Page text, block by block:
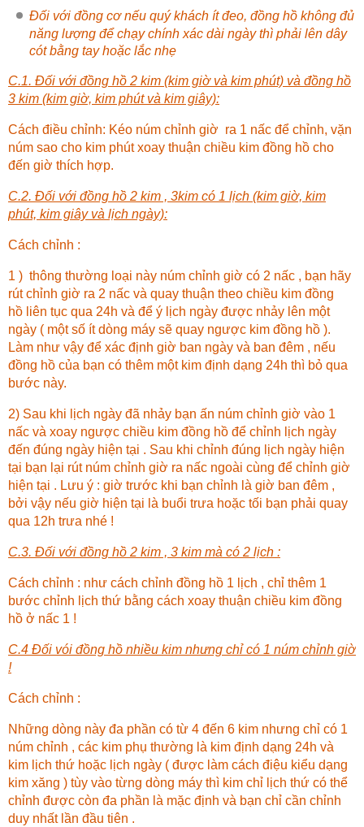
Đối với đồng cơ nếu quý khách ít đeo, đồng hồ không đủ
năng lượng để chạy chính xác dài ngày thì phải lên dây
cót bằng tay hoặc lắc nhẹ
C.1. Đối với đồng hồ 2 kim (kim giờ và kim phút) và đồng hồ
3 kim (kim giờ, kim phút và kim giây):
Cách điều chỉnh: Kéo núm chỉnh giờ ra 1 nấc để chỉnh, vặn
núm sao cho kim phút xoay thuận chiều kim đồng hồ cho
đến giờ thích hợp.
C.2. Đối với đồng hồ 2 kim , 3kim có 1 lịch (kim giờ, kim
phút, kim giây và lịch ngày):
Cách chỉnh :
1 ) thông thường loại này núm chỉnh giờ có 2 nấc , bạn hãy
rút chỉnh giờ ra 2 nấc và quay thuận theo chiều kim đồng
hồ liên tục qua 24h và để ý lịch ngày được nhảy lên một
ngày ( một số ít dòng máy sẽ quay ngược kim đồng hồ ).
Làm như vậy để xác định giờ ban ngày và ban đêm , nếu
đồng hồ của bạn có thêm một kim định dạng 24h thì bỏ qua
bước này.
2) Sau khi lịch ngày đã nhảy bạn ấn núm chỉnh giờ vào 1
nấc và xoay ngược chiều kim đồng hồ để chỉnh lịch ngày
đến đúng ngày hiện tại . Sau khi chỉnh đúng lịch ngày hiện
tại bạn lại rút núm chỉnh giờ ra nấc ngoài cùng để chỉnh giờ
hiện tại . Lưu ý : giờ trước khi bạn chỉnh là giờ ban đêm ,
bởi vậy nếu giờ hiện tại là buổi trưa hoặc tối bạn phải quay
qua 12h trưa nhé !
C.3. Đối với đồng hồ 2 kim , 3 kim mà có 2 lịch :
Cách chỉnh : như cách chỉnh đồng hồ 1 lịch , chỉ thêm 1
bước chỉnh lịch thứ bằng cách xoay thuận chiều kim đồng
hồ ở nấc 1 !
C.4 Đối vói đồng hồ nhiều kim nhưng chỉ có 1 núm chỉnh giờ
!
Cách chỉnh :
Những dòng này đa phần có từ 4 đến 6 kim nhưng chỉ có 1
núm chỉnh , các kim phụ thường là kim định dạng 24h và
kim lịch thứ hoặc lịch ngày ( được làm cách điệu kiểu dạng
kim xăng ) tùy vào từng dòng máy thì kim chỉ lịch thứ có thể
chỉnh được còn đa phần là mặc định và bạn chỉ cần chỉnh
duy nhất lần đầu tiên .